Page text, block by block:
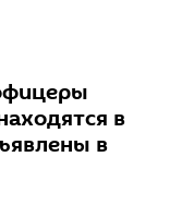
в
в